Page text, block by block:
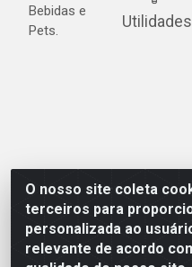
O nosso site coleta
terceiros para
personalizada ao
relevante de acordo
Bebidas e
Pets.
Utilidades
Cardeal Distribuidora -
do Moura - Caruaru/